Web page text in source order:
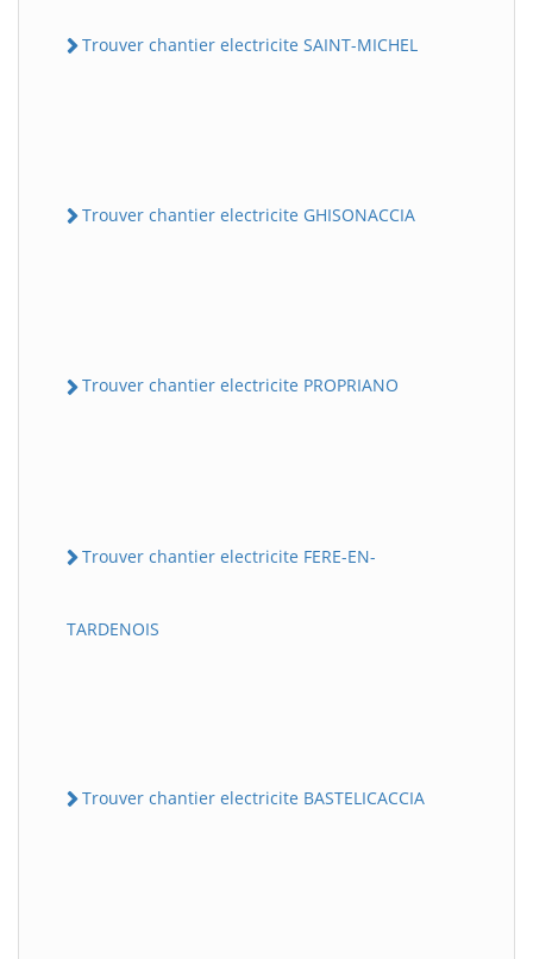
Trouver chantier electricite SAINT-MICHEL
Trouver chantier electricite GHISONACCIA
Trouver chantier electricite PROPRIANO
Trouver chantier electricite FERE-EN-
TARDENOIS
Trouver chantier electricite BASTELICACCIA